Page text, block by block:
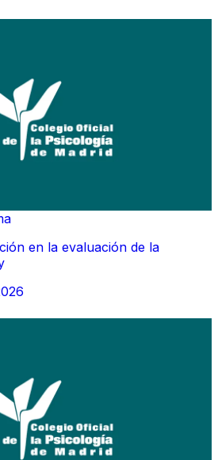
en la evaluación de la